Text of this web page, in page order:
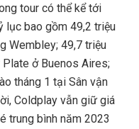
tour có thể kể tới
lục bao gồm 49,2 triệu
Wembley; 49,7 triệu
ở Buenos Aires;
tháng 1 tại Sân vận
Coldplay vẫn giữ giá
trung bình năm 2023